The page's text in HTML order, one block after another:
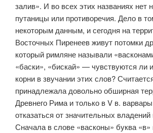
залив». И во всех этих названиях нет
путаницы или противоречия. Дело в
некоторым данным, и сегодня на
Восточных Пиренеев живут потомки
который римляне называли
«баски», «бискай» — чувствуются ли
корни в звучании этих слов?
принадлежала довольно обширная
Древнего Рима и только в V в.
отказаться от значительных владений
Сначала в слове «васконы» буква «в»